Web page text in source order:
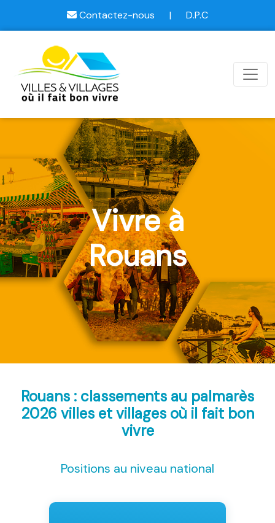
Contactez-nous | D.P.C
Vivre à
Rouans
Rouans : classements au palmarès
2026 villes et villages où il fait bon
vivre
Positions au niveau national